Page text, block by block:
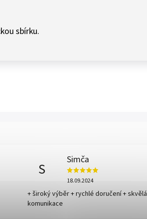
sbírku.
S
Simča
18.09.2024
+ široký výběr + rychlé doručení + skvělá
komunikace